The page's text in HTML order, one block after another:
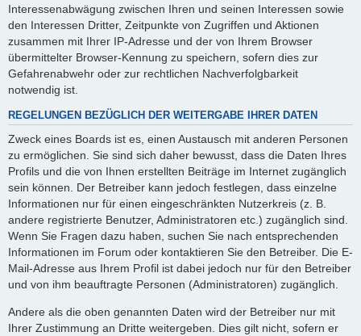
Interessenabwägung zwischen Ihren und seinen Interessen sowie
den Interessen Dritter, Zeitpunkte von Zugriffen und Aktionen
zusammen mit Ihrer IP-Adresse und der von Ihrem Browser
übermittelter Browser-Kennung zu speichern, sofern dies zur
Gefahrenabwehr oder zur rechtlichen Nachverfolgbarkeit
notwendig ist.
REGELUNGEN BEZÜGLICH DER WEITERGABE IHRER DATEN
Zweck eines Boards ist es, einen Austausch mit anderen Personen
zu ermöglichen. Sie sind sich daher bewusst, dass die Daten Ihres
Profils und die von Ihnen erstellten Beiträge im Internet zugänglich
sein können. Der Betreiber kann jedoch festlegen, dass einzelne
Informationen nur für einen eingeschränkten Nutzerkreis (z. B.
andere registrierte Benutzer, Administratoren etc.) zugänglich sind.
Wenn Sie Fragen dazu haben, suchen Sie nach entsprechenden
Informationen im Forum oder kontaktieren Sie den Betreiber. Die E-
Mail-Adresse aus Ihrem Profil ist dabei jedoch nur für den Betreiber
und von ihm beauftragte Personen (Administratoren) zugänglich.
Andere als die oben genannten Daten wird der Betreiber nur mit
Ihrer Zustimmung an Dritte weitergeben. Dies gilt nicht, sofern er